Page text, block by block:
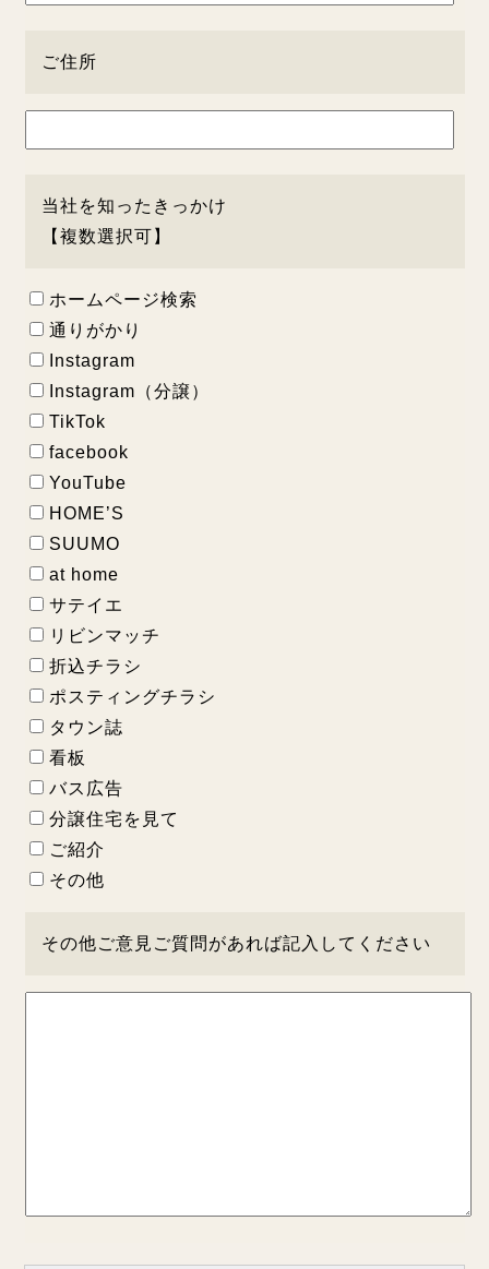
ご住所
当社を知ったきっかけ
【複数選択可】
ホームページ検索
通りがかり
Instagram
Instagram（分譲）
TikTok
facebook
YouTube
HOME’S
SUUMO
at home
サテイエ
リビンマッチ
折込チラシ
ポスティングチラシ
タウン誌
看板
バス広告
分譲住宅を見て
ご紹介
その他
その他ご意見ご質問があれば記入してください